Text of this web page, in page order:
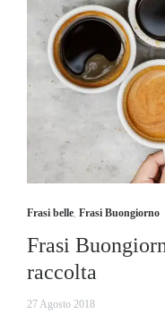
Frasi belle, Frasi Buongiorno
Frasi
raccolta
27 Agosto 201821